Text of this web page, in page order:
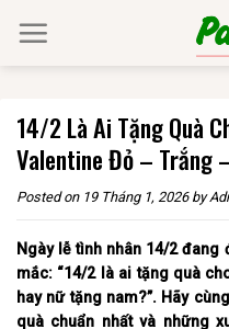
14/2 Là Ai Tặng Quà
Valentine Đỏ – Trắng
Posted on 19 Tháng 1, 2026by
Ngày lễ tình nhân 14/2 đang
mắc: “14/2 là ai tặng quà
hay nữ tặng nam?”. Hãy
quà chuẩn nhất và những